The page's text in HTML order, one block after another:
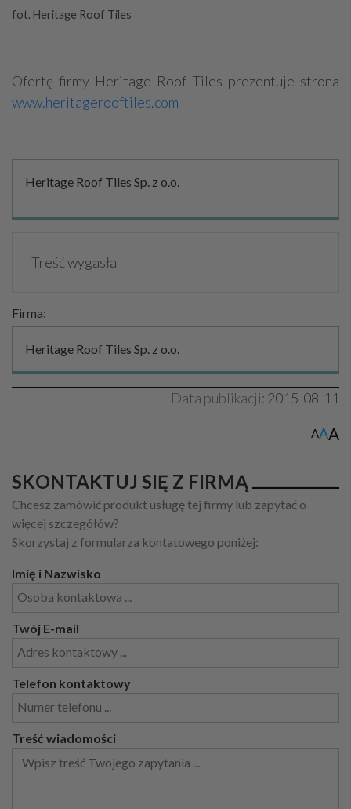
fot. Heritage Roof Tiles
Ofertę firmy Heritage Roof Tiles prezentuje strona
www.heritagerooftiles.com
Heritage Roof Tiles Sp. z o.o.
Treść wygasła
Firma:
Heritage Roof Tiles Sp. z o.o.
Data publikacji: 2015-08-11
AAA
SKONTAKTUJ SIĘ Z FIRMĄ
Chcesz zamówić produkt usługę tej firmy lub zapytać o
więcej szczegółów?
Skorzystaj z formularza kontatowego poniżej:
Imię i Nazwisko
Twój E-mail
Telefon kontaktowy
Treść wiadomości